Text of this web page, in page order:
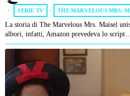
SERIE TV · THE MARVELOUS MRS.
La storia di The Marvelous Mrs. Maisel
albori, infatti, Amazon prevedeva lo